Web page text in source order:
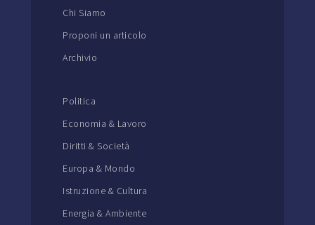
Chi Siamo
Proponi un articolo
Archivio
Politica
Economia & Lavoro
Diritti & Società
Europa & Mondo
Istruzione & Cultura
Energia & Ambiente